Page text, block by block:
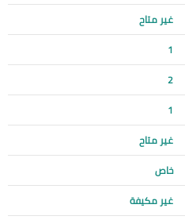
غير متاح
1
2
1
غير متاح
خاص
غير مكيفة